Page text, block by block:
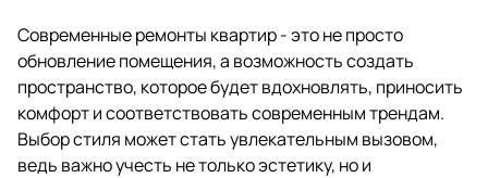
Современные ремонты квартир - это не просто
обновление помещения, а возможность создать
пространство, которое будет вдохновлять, приносить
комфорт и соответствовать современным трендам.
Выбор стиля может стать увлекательным вызовом,
ведь важно учесть не только эстетику, но и